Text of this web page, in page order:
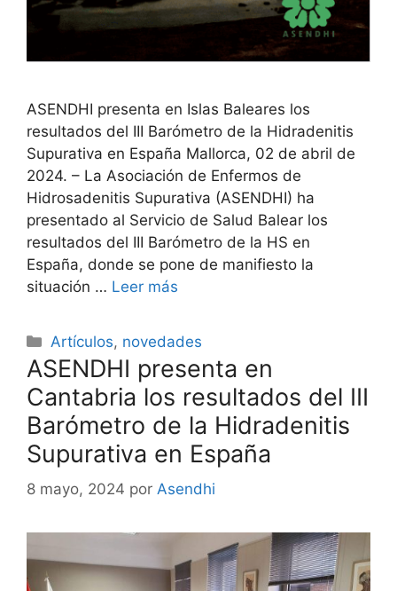
ASENDHI presenta en Islas Baleares los
resultados del III Barómetro de la Hidradenitis
Supurativa en España Mallorca, 02 de abril de
2024. – La Asociación de Enfermos de
Hidrosadenitis Supurativa (ASENDHI) ha
presentado al Servicio de Salud Balear los
resultados del III Barómetro de la HS en
España, donde se pone de manifiesto la
situación … Leer más
Categorías
Artículos, novedades
ASENDHI presenta en
Cantabria los resultados del III
Barómetro de la Hidradenitis
Supurativa en España
8 mayo, 2024 por Asendhi